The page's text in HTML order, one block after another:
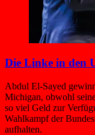
Die Linke in den
Abdul El-Sayed
Michigan, obwohl
so viel Geld zur
Wahlkampf der
aufhalten.